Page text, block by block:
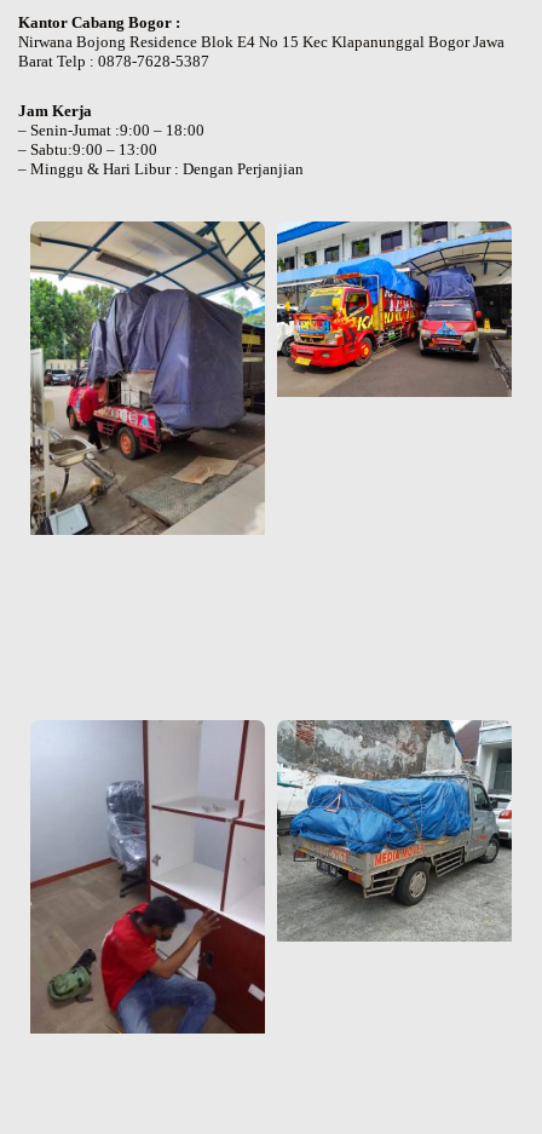
Kantor Cabang Bogor :
Nirwana Bojong Residence Blok E4 No 15 Kec Klapanunggal Bogor Jawa
Barat Telp : 0878-7628-5387
Jam Kerja
– Senin-Jumat :9:00 – 18:00
– Sabtu:9:00 – 13:00
– Minggu & Hari Libur : Dengan Perjanjian